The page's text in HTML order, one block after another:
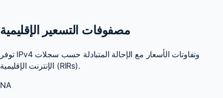
مصفوفات التسعير الإقليمية
توفر IPv4 وتفاوتات الأسعار مع الإحالة المتبادلة حسب سجلات
الإنترنت الإقليمية (RIRs).
NA